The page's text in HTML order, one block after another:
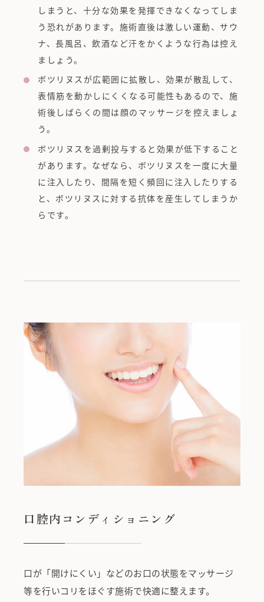
しまうと、十分な効果を発揮できなくなってしま
う恐れがあります。施術直後は激しい運動、サウ
ナ、長風呂、飲酒など汗をかくような行為は控え
ましょう。
ボツリヌスが広範囲に拡散し、効果が散乱して、
表情筋を動かしにくくなる可能性もあるので、施
術後しばらくの間は顔のマッサージを控えましょ
う。
ボツリヌスを過剰投与すると効果が低下すること
があります。なぜなら、ボツリヌスを一度に大量
に注入したり、間隔を短く頻回に注入したりする
と、ボツリヌスに対する抗体を産生してしまうか
らです。
口腔内コンディショニング
口が「開けにくい」などのお口の状態をマッサージ
等を行いコリをほぐす施術で快適に整えます。